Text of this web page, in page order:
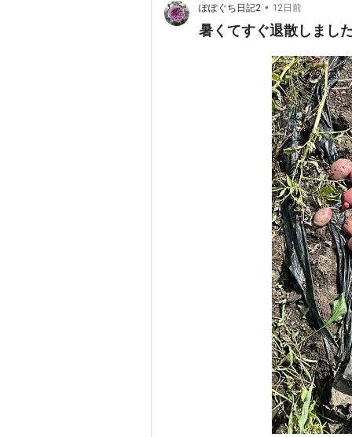
ぽぽぐち日記2 • 12日前
暑くてすぐ退散しまし